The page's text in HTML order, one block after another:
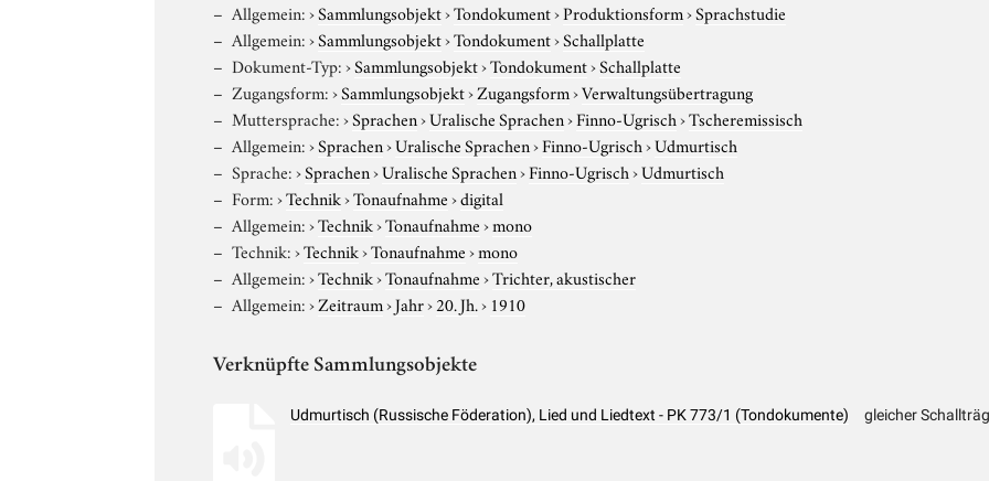
Allgemein:›Sammlungsobjekt›Tondokument›Produktionsform›Sprachstudie
Allgemein:›Sammlungsobjekt›Tondokument›Schallplatte
Dokument-Typ:›Sammlungsobjekt›Tondokument›Schallplatte
Zugangsform:›Sammlungsobjekt›Zugangsform›Verwaltungsübertragung
Muttersprache:›Sprachen›Uralische Sprachen›Finno-Ugrisch›Tscheremissisch
Allgemein:›Sprachen›Uralische Sprachen›Finno-Ugrisch›Udmurtisch
Sprache:›Sprachen›Uralische Sprachen›Finno-Ugrisch›Udmurtisch
Form:›Technik›Tonaufnahme›digital
Allgemein:›Technik›Tonaufnahme›mono
Technik:›Technik›Tonaufnahme›mono
Allgemein:›Technik›Tonaufnahme›Trichter, akustischer
Allgemein:›Zeitraum›Jahr›20. Jh.› 1910
Verknüpfte Sammlungsobjekte
Udmurtisch (Russische Föderation), Lied und Liedtext - PK 773/1 (Tondokumente) gleicher